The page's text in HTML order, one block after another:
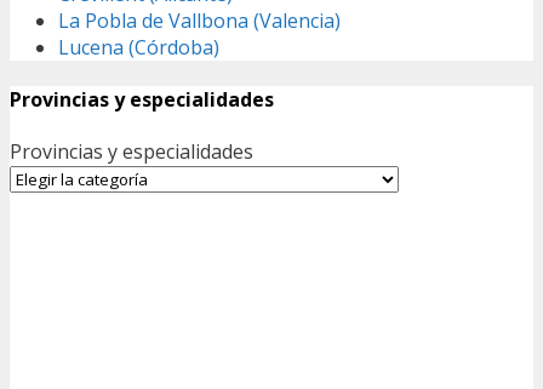
La Pobla de Vallbona (Valencia)
Lucena (Córdoba)
Provincias y especialidades
Provincias y especialidades